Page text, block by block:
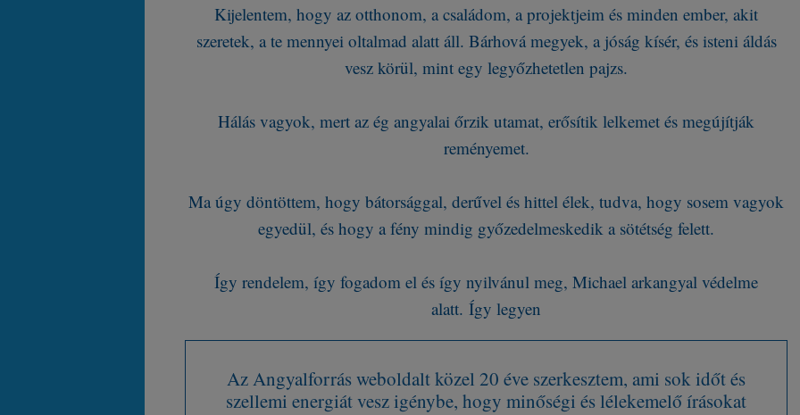
Kijelentem, hogy az otthonom, a családom, a projektjeim és minden ember, akit
szeretek, a te mennyei oltalmad alatt áll. Bárhová megyek, a jóság kísér, és isteni áldás
vesz körül, mint egy legyőzhetetlen pajzs.
Hálás vagyok, mert az ég angyalai őrzik utamat, erősítik lelkemet és megújítják
reményemet.
Ma úgy döntöttem, hogy bátorsággal, derűvel és hittel élek, tudva, hogy sosem vagyok
egyedül, és hogy a fény mindig győzedelmeskedik a sötétség felett.
Így rendelem, így fogadom el és így nyilvánul meg, Michael arkangyal védelme
alatt. Így legyen
Az Angyalforrás weboldalt közel 20 éve szerkesztem, ami sok időt és
szellemi energiát vesz igénybe, hogy minőségi és lélekemelő írásokat